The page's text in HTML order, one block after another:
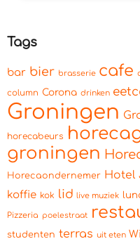
Tags
bar bier brasserie cafe
column Corona drinken
Groningen
horecabeurs
groningen
Horecaondernemer Hotel
koffie kok lid live muziek
Pizzeria poelestraat
studenten terras uit eten